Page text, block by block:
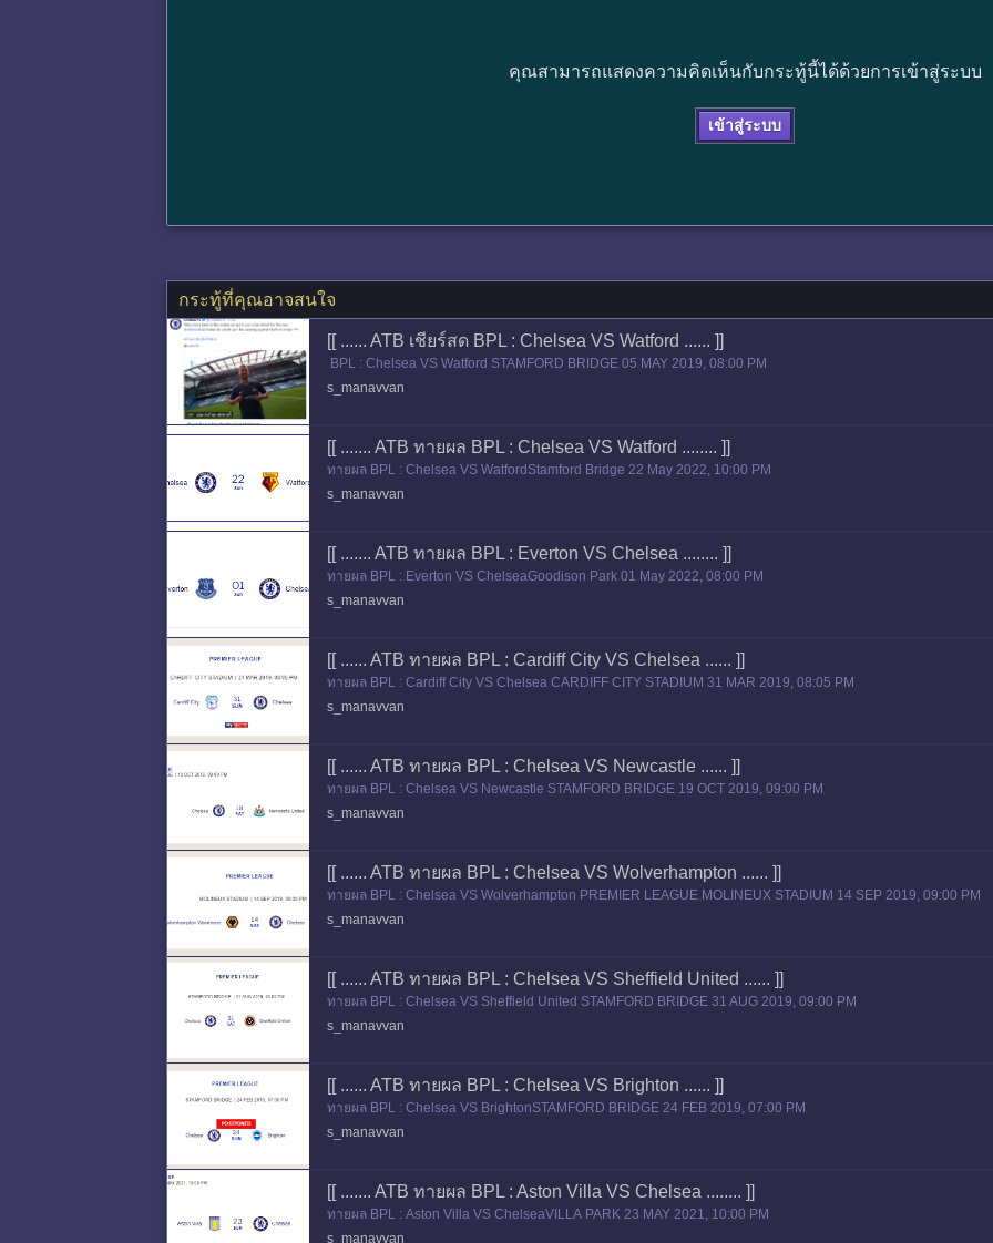
คุณสามารถแสดงความคิดเห็นกับกระทู้นี้ได้ด้วยการเข้าสู่ระบบ
เข้าสู่ระบบ
กระทู้ที่คุณอาจสนใจ
[[ ...... ATB เชียร์สด BPL : Chelsea VS Watford ...... ]]
BPL : Chelsea VS Watford STAMFORD BRIDGE 05 MAY 2019, 08:00 PM
s_manavvan
[[ ....... ATB ทายผล BPL : Chelsea VS Watford ........ ]]
ทายผล BPL : Chelsea VS WatfordStamford Bridge 22 May 2022, 10:00 PM
s_manavvan
[[ ....... ATB ทายผล BPL : Everton VS Chelsea ........ ]]
ทายผล BPL : Everton VS ChelseaGoodison Park 01 May 2022, 08:00 PM
s_manavvan
[[ ...... ATB ทายผล BPL : Cardiff City VS Chelsea ...... ]]
ทายผล BPL : Cardiff City VS Chelsea CARDIFF CITY STADIUM 31 MAR 2019, 08:05 PM
s_manavvan
[[ ...... ATB ทายผล BPL : Chelsea VS Newcastle ...... ]]
ทายผล BPL : Chelsea VS Newcastle STAMFORD BRIDGE 19 OCT 2019, 09:00 PM
s_manavvan
[[ ...... ATB ทายผล BPL : Chelsea VS Wolverhampton ...... ]]
ทายผล BPL : Chelsea VS Wolverhampton PREMIER LEAGUE MOLINEUX STADIUM 14 SEP 2019, 09:00 PM
s_manavvan
[[ ...... ATB ทายผล BPL : Chelsea VS Sheffield United ...... ]]
ทายผล BPL : Chelsea VS Sheffield United STAMFORD BRIDGE 31 AUG 2019, 09:00 PM
s_manavvan
[[ ...... ATB ทายผล BPL : Chelsea VS Brighton ...... ]]
ทายผล BPL : Chelsea VS BrightonSTAMFORD BRIDGE 24 FEB 2019, 07:00 PM
s_manavvan
[[ ....... ATB ทายผล BPL : Aston Villa VS Chelsea ........ ]]
ทายผล BPL : Aston Villa VS ChelseaVILLA PARK 23 MAY 2021, 10:00 PM
s_manavvan